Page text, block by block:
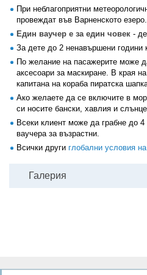
При неблагоприятни
провеждат във Варненското езеро.
Един ваучер е за един човек -
За дете до 2 ненавършени години
По желание на пасажерите може
аксесоари за маскиране. В края
капитана на кораба пиратска
Ако желаете да се включите в
си носите бански, хавлия и
Всеки клиент може да грабне до
ваучера за възрастни.
Всички други глобални условия
Галерия